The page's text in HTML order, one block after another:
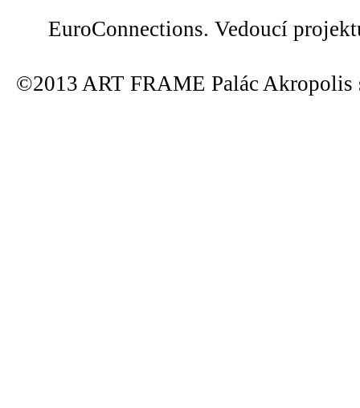
EuroConnections. Vedoucí
©2013 ART FRAME Palác Akropolis